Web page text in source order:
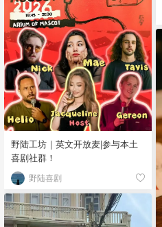
野陆工坊｜英文开放麦|参与本土
喜剧社群！
野陆喜剧